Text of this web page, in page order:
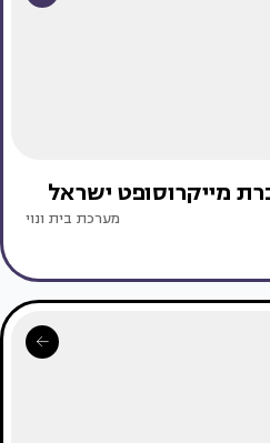
מייקרוסופט ישראל
מערכת בית ונוי